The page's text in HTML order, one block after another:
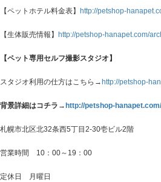
【ペットホテル料金表】 http://petshop-
【生体販売情報】 http://petshop-hanapet.com/
【ペット専用セルフ撮影スタジオ】
スタジオ利用の仕方はこちら→http://petshop-
背景詳細はコチラ→http://petshop-
札幌市北区北32条西5丁目2-30壱ビル2階
営業時間 10：00～19：00
定休日 月曜日